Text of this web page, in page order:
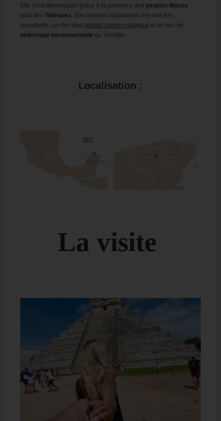
Elle s’est développée grâce à la présence des peuples Mayas
puis desToltèques. Elle devient rapidement une ville très
importante, un des plus grands centres religieux et un lieu de
pèlerinage incontournable du Yucatán.
Localisation :
La visite